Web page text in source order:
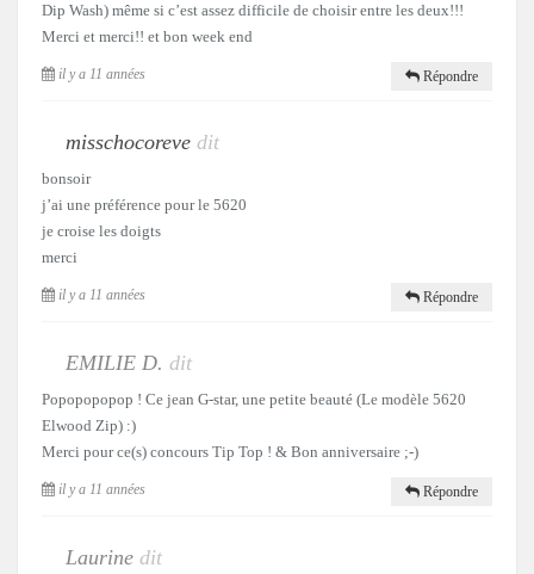
Dip Wash) même si c’est assez difficile de choisir entre les deux!!!
Merci et merci!! et bon week end
il y a 11 années Répondre
misschocoreve dit
bonsoir
j’ai une préférence pour le 5620
je croise les doigts
merci
il y a 11 années Répondre
EMILIE D. dit
Popopopopop ! Ce jean G-star, une petite beauté (Le modèle 5620
Elwood Zip) :)
Merci pour ce(s) concours Tip Top ! & Bon anniversaire ;-)
il y a 11 années Répondre
Laurine dit